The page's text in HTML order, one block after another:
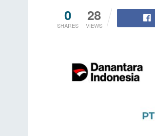
0
SHARES
28
VIEWS